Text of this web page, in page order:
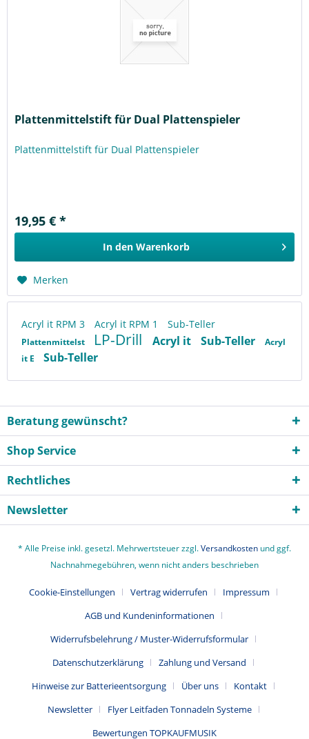
Plattenmittelstift für Dual Plattenspieler
Plattenmittelstift für Dual Plattenspieler
19,95 € *
In den Warenkorb
Merken
Acryl it RPM 3 Acryl it RPM 1 Sub-Teller
Plattenmittelst LP-Drill Acryl it Sub-Teller
Acryl
it E
Sub-Teller
Beratung gewünscht?
Shop Service
Rechtliches
Newsletter
* Alle Preise inkl. gesetzl. Mehrwertsteuer zzgl.Versandkosten und ggf.
Nachnahmegebühren, wenn nicht anders beschrieben
Cookie-Einstellungen Vertrag widerrufen
Impressum
AGB und Kundeninformationen
Widerrufsbelehrung / Muster-Widerrufsformular
Datenschutzerklärung
Zahlung und Versand
Hinweise zur Batterieentsorgung
Über uns
Kontakt
Newsletter
Flyer Leitfaden Tonnadeln Systeme
Bewertungen TOPKAUFMUSIK